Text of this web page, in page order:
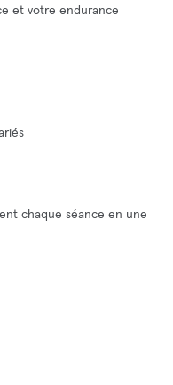
et votre endurance
chaque séance en une